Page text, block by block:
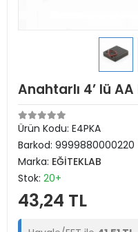
Anahtarlı 4’ lü
Ürün Kodu: E4PKA
Barkod: 9999880000220
Marka: EĞİTEKLAB
Stok: 20+
43,24 TL